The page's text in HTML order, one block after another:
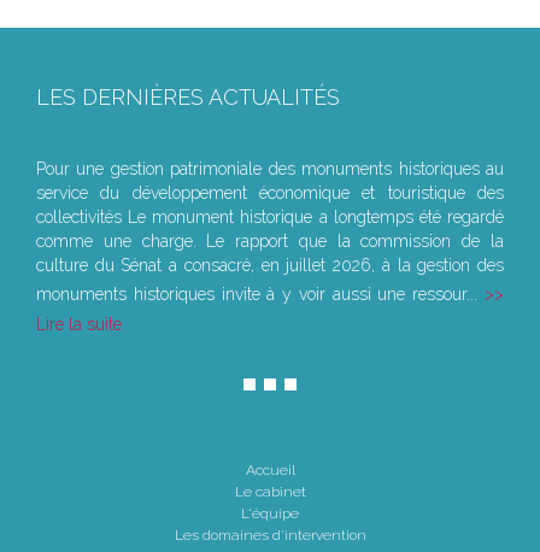
LES DERNIÈRES ACTUALITÉS
Pour une gestion patrimoniale des monuments historiques au
service du développement économique et touristique des
collectivités Le monument historique a longtemps été regardé
comme une charge. Le rapport que la commission de la
culture du Sénat a consacré, en juillet 2026, à la gestion des
monuments historiques invite à y voir aussi une ressour...
Lire la suite
Accueil
Le cabinet
L'équipe
Les domaines d'intervention